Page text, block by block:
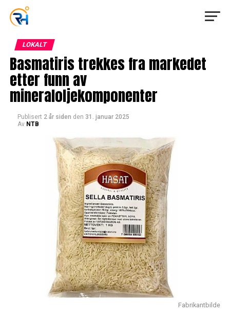
LOKALT
Basmatiris trekkes fra markedet
etter funn av
mineraloljekomponenter
Publisert 2 år siden den 31. januar 2025
Av NTB
Fabrikantbilde